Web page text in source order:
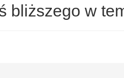
bliższego w